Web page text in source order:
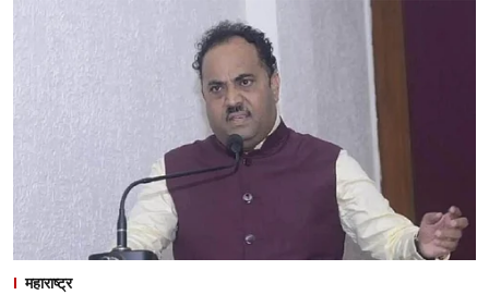
महाराष्ट्र